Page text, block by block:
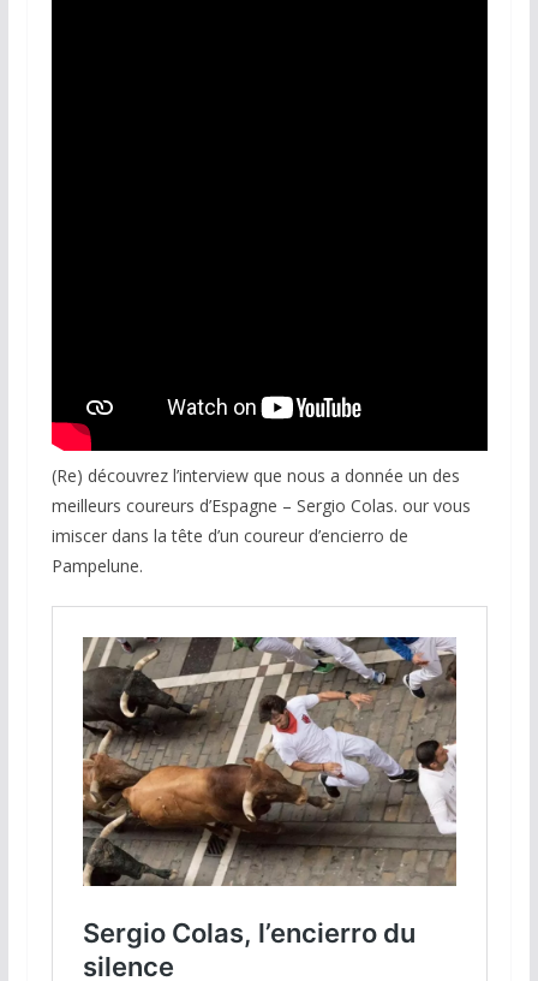
(Re) découvrez l’interview que nous a donnée un des
meilleurs coureurs d’Espagne – Sergio Colas. our vous
imiscer dans la tête d’un coureur d’encierro de
Pampelune.